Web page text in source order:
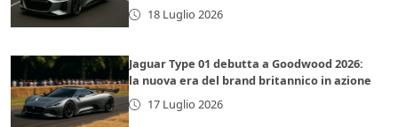
18 Luglio 2026
Jaguar Type 01 debutta a Goodwood 2026:
la nuova era del brand britannico in azione
17 Luglio 2026